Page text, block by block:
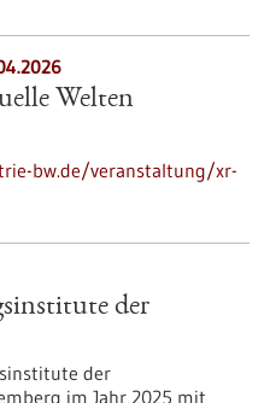
Welten
bw.de/veranstaltung/xr-
der
der
im Jahr 2025 mit